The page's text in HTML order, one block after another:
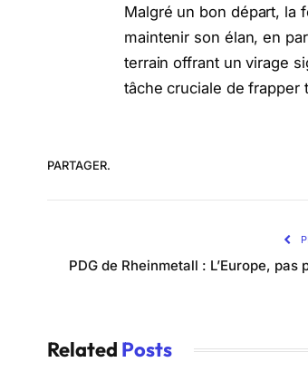
Malgré un bon départ, la
maintenir son élan, en
terrain offrant un virage
tâche cruciale de frapper
PARTAGER.
PDG de Rheinmetall : L’Europe, pas
Related Posts